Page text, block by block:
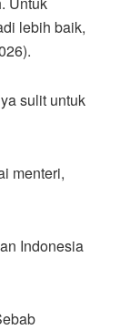
lebih baik,
sulit untuk
menteri,
Indonesia